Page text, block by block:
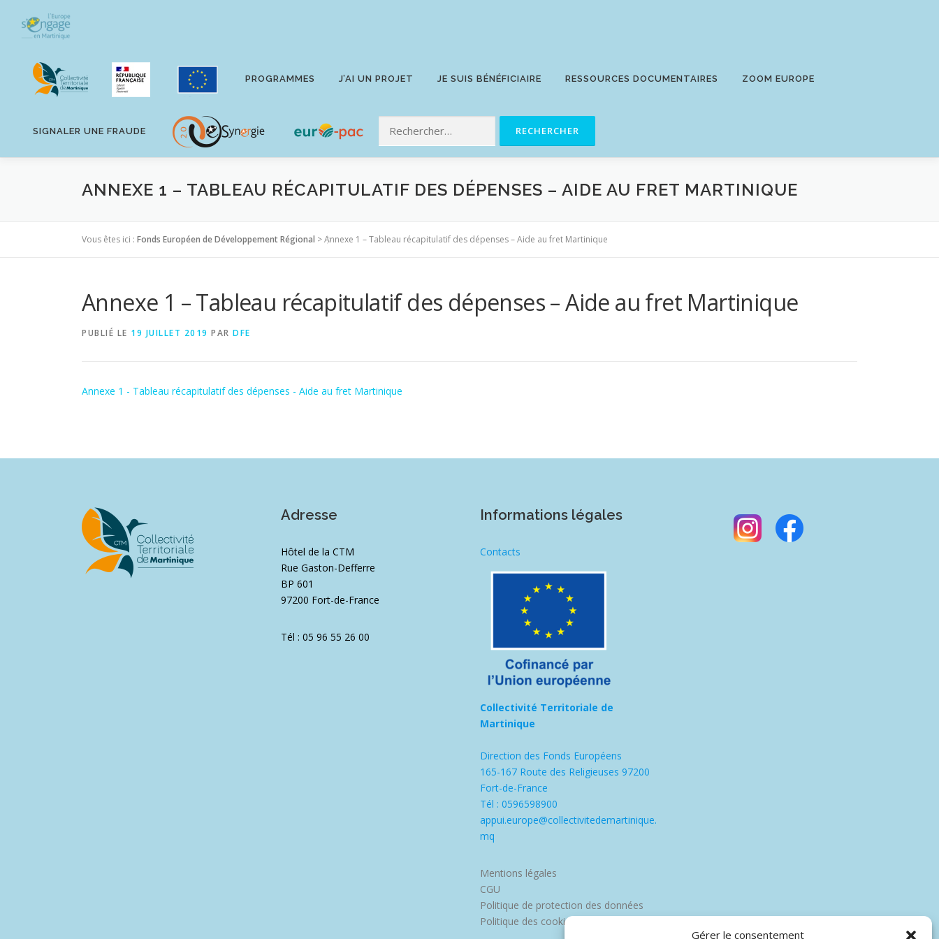
Gérer le consentement
contenu
PROGRAMMES J’AI UN PROJET JE SUIS BÉNÉFICIAIRE RESSOURCES DOCUMENTAIRES ZOOM EUROPE
SIGNALER UNE FRAUDE
ANNEXE 1 – TABLEAU RÉCAPITULATIF DES DÉPENSES – AIDE AU FRET MARTINIQUE
Vous êtes ici : Fonds Européen de Développement Régional >Annexe 1 – Tableau récapitulatif des dépenses – Aide au fret Martinique
Annexe 1 – Tableau récapitulatif des dépenses – Aide au fret Martinique
PUBLIÉ LE 19 JUILLET 2019 PAR DFE
Annexe 1 - Tableau récapitulatif des dépenses - Aide au fret Martinique
Adresse
Hôtel de la CTM
Rue Gaston-Defferre
BP 601
97200 Fort-de-France
Tél : 05 96 55 26 00
Informations légales
Contacts
Collectivité Territoriale de
Martinique
Direction des Fonds Européens
165-167 Route des Religieuses 97200
Fort-de-France
Tél : 0596598900
appui.europe@collectivitedemartinique.
mq
Mentions légales
CGU
Politique de protection des données
Politique des cookies